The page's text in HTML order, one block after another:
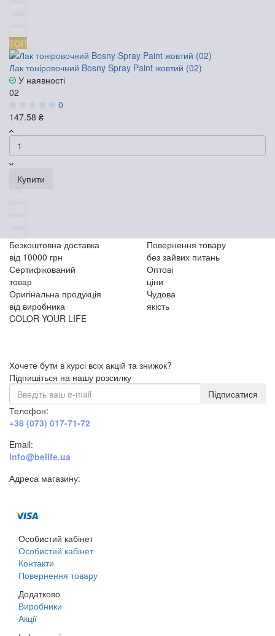
ТОП
Лак тоніровочний Bosny Spray Paint жовтий (02)
У наявності
02
0
147.58 ₴
Купити
Безкоштовна доставка
від 10000 грн
Повернення товару
без зайвих питань
Сертифікований
товар
Оптові
ціни
Оригінальна продукція
від виробника
Чудова
якість
COLOR YOUR LIFE
Хочете бути в курсі всіх акцій та знижок?
Підпишіться на нашу розсилку
Підписатися
Телефон:
+38 (073) 017-71-72
Email:
info@belife.ua
Адреса магазину:
Особистий кабінет
Особистий кабінет
Контакти
Повернення товару
Додатково
Виробники
Акції